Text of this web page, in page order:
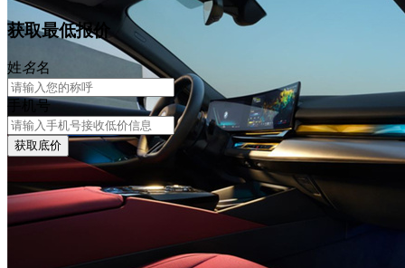
获取最低报价
姓名名
手机号
获取底价